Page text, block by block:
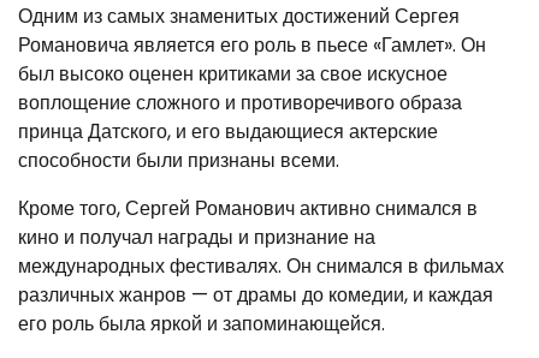
Одним из самых знаменитых достижений Сергея
Романовича является его роль в пьесе «Гамлет». Он
был высоко оценен критиками за свое искусное
воплощение сложного и противоречивого образа
принца Датского, и его выдающиеся актерские
способности были признаны всеми.
Кроме того, Сергей Романович активно снимался в
кино и получал награды и признание на
международных фестивалях. Он снимался в фильмах
различных жанров — от драмы до комедии, и каждая
его роль была яркой и запоминающейся.